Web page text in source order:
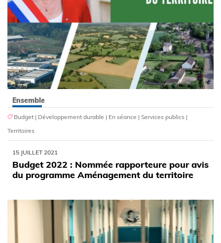
Ensemble
Budget | Développement durable | En séance |Services publics |
Territoires
15 JUILLET 2021
Budget 2022 : Nommée rapporteure pour avis
du programme Aménagement du territoire